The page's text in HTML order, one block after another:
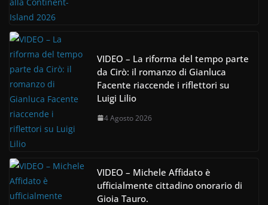
VIDEO – La riforma del tempo parte
da Cirò: il romanzo di Gianluca
Facente riaccende i riflettori su
Luigi Lilio
4 Agosto 2026
VIDEO – Michele Affidato è
ufficialmente cittadino onorario di
Gioia Tauro.